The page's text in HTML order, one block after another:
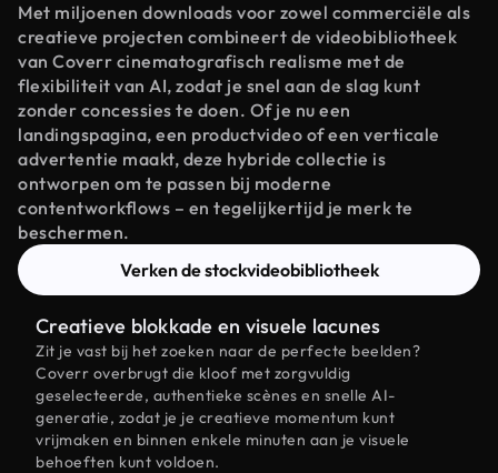
Met miljoenen downloads voor zowel commerciële als
creatieve projecten combineert de videobibliotheek
van Coverr cinematografisch realisme met de
flexibiliteit van AI, zodat je snel aan de slag kunt
zonder concessies te doen. Of je nu een
landingspagina, een productvideo of een verticale
advertentie maakt, deze hybride collectie is
ontworpen om te passen bij moderne
contentworkflows – en tegelijkertijd je merk te
beschermen.
Verken de stockvideobibliotheek
Creatieve blokkade en visuele lacunes
Zit je vast bij het zoeken naar de perfecte beelden?
Coverr overbrugt die kloof met zorgvuldig
geselecteerde, authentieke scènes en snelle AI-
generatie, zodat je je creatieve momentum kunt
vrijmaken en binnen enkele minuten aan je visuele
behoeften kunt voldoen.